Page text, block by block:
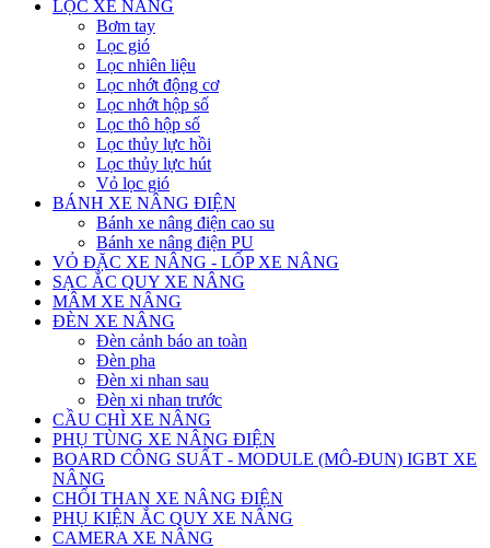
LỌC XE NÂNG
Bơm tay
Lọc gió
Lọc nhiên liệu
Lọc nhớt động cơ
Lọc nhớt hộp số
Lọc thô hộp số
Lọc thủy lực hồi
Lọc thủy lực hút
Vỏ lọc gió
BÁNH XE NÂNG ĐIỆN
Bánh xe nâng điện cao su
Bánh xe nâng điện PU
VỎ ĐẶC XE NÂNG - LỐP XE NÂNG
SẠC ẮC QUY XE NÂNG
MÂM XE NÂNG
ĐÈN XE NÂNG
Đèn cảnh báo an toàn
Đèn pha
Đèn xi nhan sau
Đèn xi nhan trước
CẦU CHÌ XE NÂNG
PHỤ TÙNG XE NÂNG ĐIỆN
BOARD CÔNG SUẤT - MODULE (MÔ-ĐUN) IGBT XE
NÂNG
CHỔI THAN XE NÂNG ĐIỆN
PHỤ KIỆN ẮC QUY XE NÂNG
CAMERA XE NÂNG